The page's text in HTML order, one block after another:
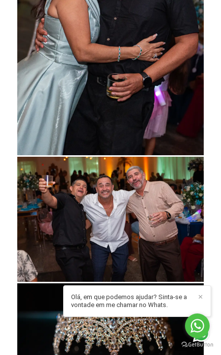
✕
Olá, em que podemos ajudar? Sinta-se a
vontade em me chamar no Whats.